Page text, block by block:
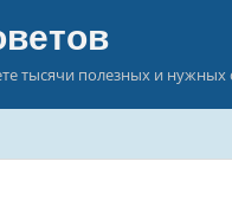
тысячи полезных и нужных